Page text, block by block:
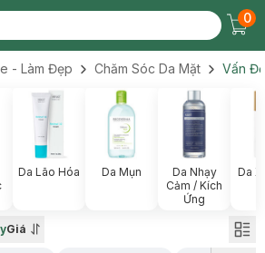
0
- Làm Đẹp Chăm Sóc Da Mặt Vấn
Da Lão Hóa Da Mụn
Da Nhạy
Cảm / Kích
Ứng
Da
Giá